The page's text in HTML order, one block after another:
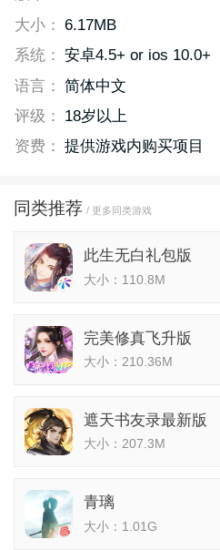
大小： 6.17MB
系统： 安卓4.5+ or ios 10.0+
语言： 简体中文
评级：
18岁以上
资费： 提供游戏内购买项目
同类推荐 / 更多同类游戏
此生无白礼包版
大小：110.8M
完美修真飞升版
大小：210.36M
遮天书友录最新版
大小：207.3M
青璃
大小：1.01G